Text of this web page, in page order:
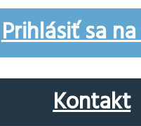
Prihlásiť sa
Kontakt